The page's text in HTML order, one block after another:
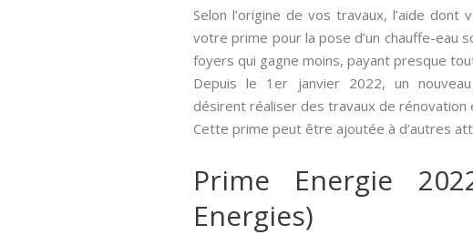
Selon l’origine de vos travaux, l’aide
votre prime pour la pose d’un chauffe-eau
foyers qui gagne moins, payant presque
Depuis le 1er janvier 2022, un
désirent réaliser des travaux de rénovation
Cette prime peut être ajoutée à d’autres
Prime Energie
Energies)